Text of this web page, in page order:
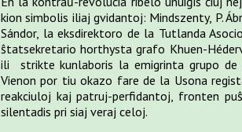
kion simbolis iliaj gvidantoj: Mindszenty, P.
Sándor, la eksdirektoro de la Tutlanda
ŝtatsekretario horthysta grafo Khuen-
ili strikte kunlaboris la emigrinta grupo de
Vienon por tiu okazo fare de la Usona
reakciuloj kaj patruj-perfidantoj, fronten
silentadis pri siaj veraj celoj.